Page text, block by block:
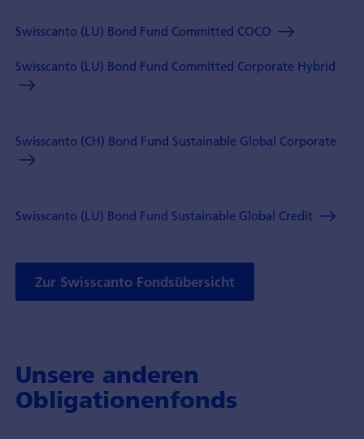
Swisscanto (LU) Bond Fund Committed COCO
Swisscanto (LU) Bond Fund Committed Corporate Hybrid
Swisscanto (CH) Bond Fund Sustainable Global Corporate
Swisscanto (LU) Bond Fund Sustainable Global Credit
Zur Swisscanto Fondsübersicht
Unsere anderen
Obligationenfonds